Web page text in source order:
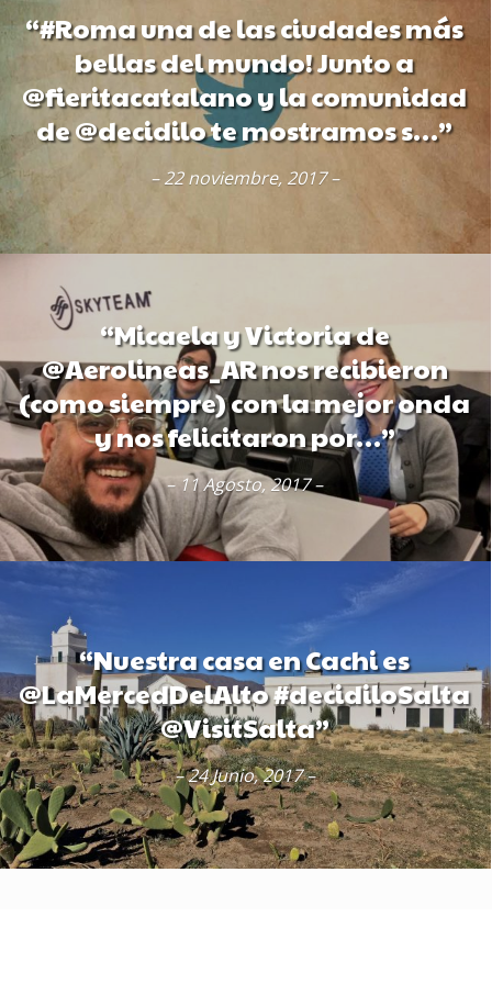
“#Roma una de las ciudades más
bellas del mundo! Junto a
@fieritacatalano y la comunidad
de @decidilo te mostramos s…”
– 22 noviembre, 2017 –
“Micaela y Victoria de
@Aerolineas_AR nos recibieron
(como siempre) con la mejor onda
y nos felicitaron por…”
– 11 Agosto, 2017 –
“Nuestra casa en Cachi es
@LaMercedDelAlto #decidiloSalta
@VisitSalta”
– 24 Junio, 2017 –